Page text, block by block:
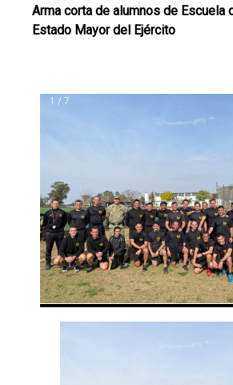
Arma corta de alumnos de Escuela
Estado Mayor del Ejército
1 / 7